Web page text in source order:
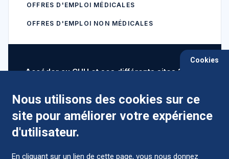
OFFRES D'EMPLOI MÉDICALES
OFFRES D'EMPLOI NON MÉDICALES
Accéder au CHU et ses différents sites ?
Comment préparer mon hospitalisation ?
Cookies
Nous utilisons des cookies sur ce
site pour améliorer votre expérience
d'utilisateur.
En cliquant sur un lien de cette page, vous nous donnez